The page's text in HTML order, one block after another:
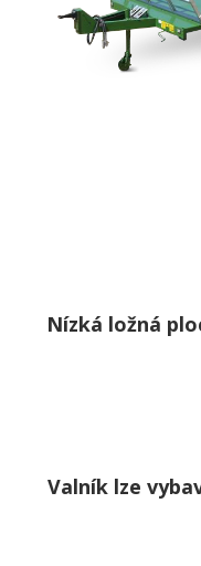
Nízká ložná
Valník lze